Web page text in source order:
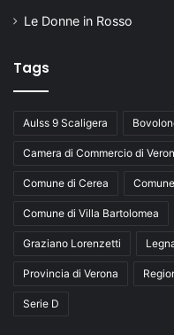
Le Donne in Rosso
Tags
Aulss 9 Scaligera
Camera di Commercio di
Comune di Cerea
Comune di Villa Bartolomea
Graziano Lorenzetti
Provincia di Verona
Serie D